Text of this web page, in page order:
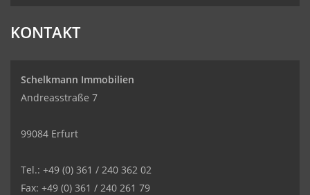
KONTAKT
Schelkmann Immobilien
Andreasstraße 7
99084 Erfurt
Tel.: +49 (0) 361 / 240 362 02
Fax: +49 (0) 361 / 240 261 79